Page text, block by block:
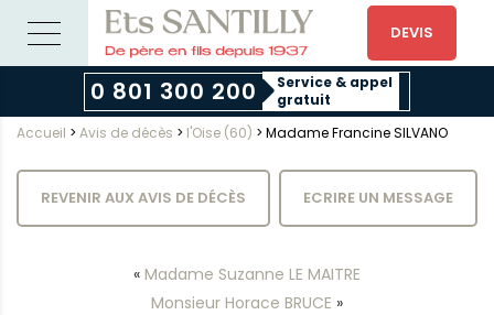
DEVIS
0 801 300 200
Service & appel
gratuit
Accueil > Avis de décès > l'Oise (60) > Madame Francine SILVANO
REVENIR AUX AVIS DE DÉCÈS ECRIRE UN MESSAGE
« Madame Suzanne LE MAITRE
Monsieur Horace BRUCE »